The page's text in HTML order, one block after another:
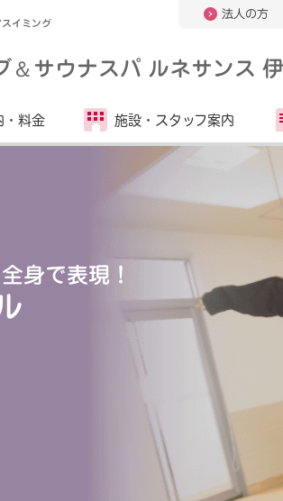
イミング
法人の方
＆サウナスパ ルネサンス
料金 施設・ スタッフ案内
身で表現！